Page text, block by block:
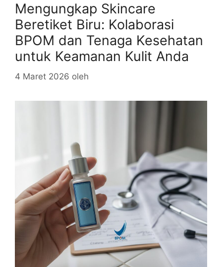
Mengungkap Skincare
Beretiket Biru: Kolaborasi
BPOM dan Tenaga Kesehatan
untuk Keamanan Kulit Anda
4 Maret 2026 oleh